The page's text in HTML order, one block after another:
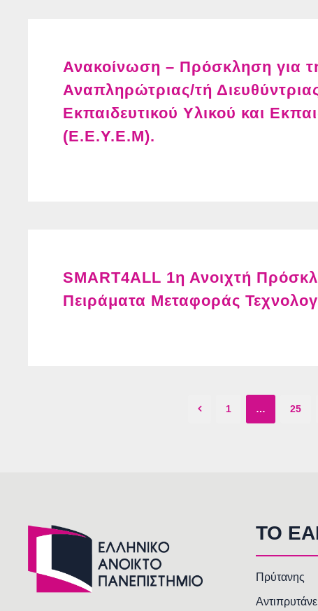
Ανακοίνωση – Πρόσκληση για
Αναπληρώτριας/τή
Εκπαιδευτικού Υλικού και
(Ε.Ε.Υ.Ε.Μ).
SMART4ALL 1η Ανοιχτή
Πειράματα Μεταφοράς
1 … 25
TO
Πρύτανης